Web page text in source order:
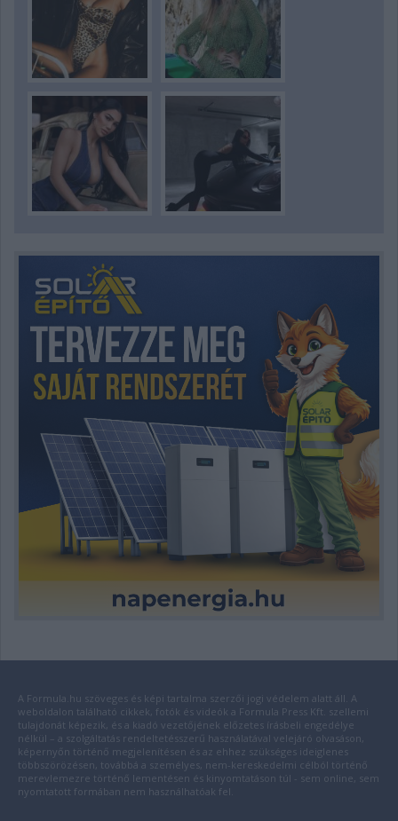
A Formula.hu szöveges és képi tartalma szerzői jogi védelem alatt áll. A
weboldalon található cikkek, fotók és videók a Formula Press Kft. szellemi
tulajdonát képezik, és a kiadó vezetőjének előzetes írásbeli engedélye
nélkül – a szolgáltatás rendeltetésszerű használatával velejáró olvasáson,
képernyőn történő megjelenítésen és az ehhez szükséges ideiglenes
többszörözésen, továbbá a személyes, nem-kereskedelmi célból történő
merevlemezre történő lementésen és kinyomtatáson túl - sem online, sem
nyomtatott formában nem használhatóak fel.